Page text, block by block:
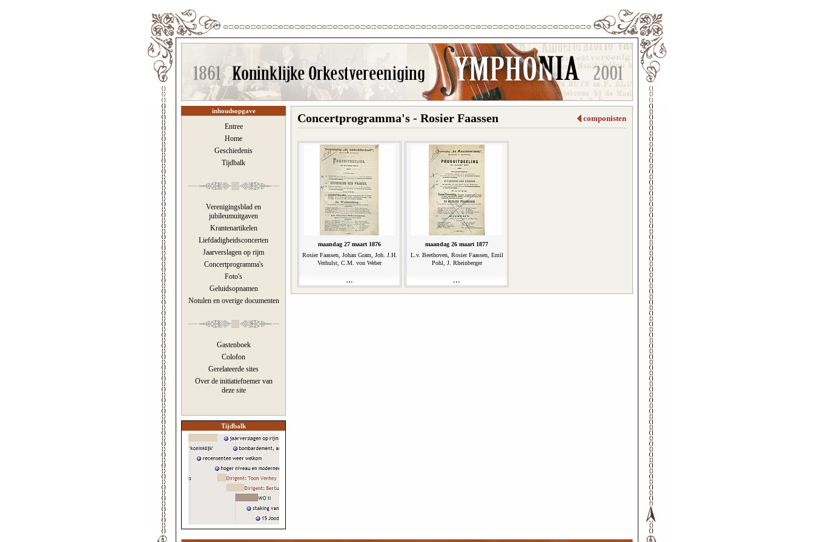
inhoudsopgave
Entree
Home
Geschiedenis
Tijdbalk
Verenigingsblad en
jubileumuitgaven
Krantenartikelen
Liefdadigheidsconcerten
Jaarverslagen op rijm
Concertprogramma's
Foto's
Geluidsopnamen
Notulen en overige documenten
Gastenboek
Colofon
Gerelateerde sites
Over de initiatiefnemer van
deze site
Tijdbalk
componisten
Concertprogramma's - Rosier Faassen
maandag 27 maart 1876
Rosier Faassen, Johan Gram, Joh. J.H.
Verhulst, C.M. von Weber
maandag 26 maart 1877
L.v. Beethoven, Rosier Faassen, Emil
Pohl, J. Rheinberger